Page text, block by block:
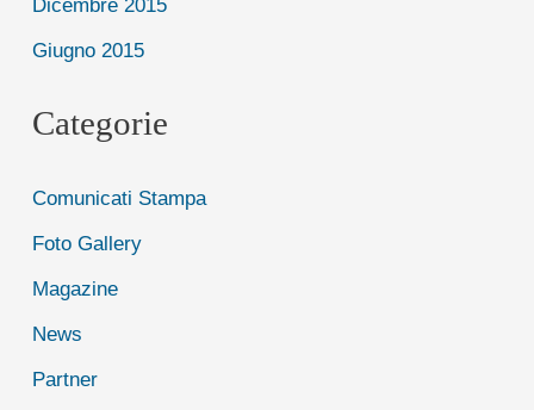
Giugno 2015
Categorie
Comunicati Stampa
Foto Gallery
Magazine
News
Partner